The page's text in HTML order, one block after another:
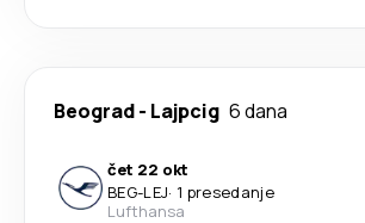
Beograd- Lajpcig 6 dana
čet 22 okt
BEG-LEJ· 1 presedanje
Lufthansa